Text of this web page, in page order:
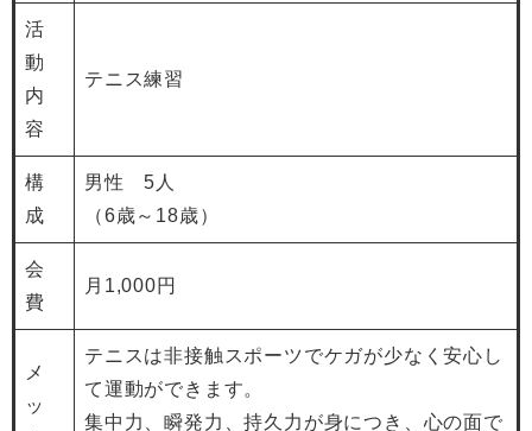
活
動
内
容
テニス練習
構
成
男性 5人
（6歳～18歳）
会
費
月1,000円
メ
ッ
テニスは非接触スポーツでケガが少なく安心し
て運動ができます。
集中力、瞬発力、持久力が身につき、心の面で